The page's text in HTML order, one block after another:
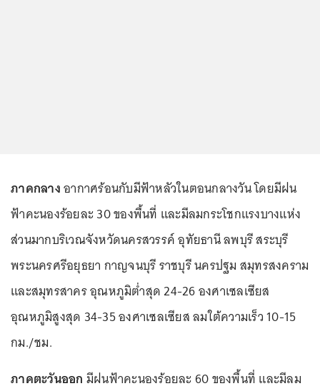
ภาคกลางอากาศร้อนกับมีฟ้าหลัวในตอนกลางวัน โดยมีฝน
ฟ้าคะนองร้อยละ 30 ของพื้นที่ และมีลมกระโชกแรงบางแห่ง
ส่วนมากบริเวณจังหวัดนครสวรรค์ อุทัยธานี ลพบุรี สระบุรี
พระนครศรีอยุธยา กาญจนบุรี ราชบุรี นครปฐม สมุทรสงคราม
และสมุทรสาคร อุณหภูมิต่ำสุด 24-26 องศาเซลเซียส
อุณหภูมิสูงสุด 34-35 องศาเซลเซียส ลมใต้ความเร็ว 10-15
กม./ชม.
ภาคตะวันออก มีฝนฟ้าคะนองร้อยละ 60 ของพื้นที่ และมีลม